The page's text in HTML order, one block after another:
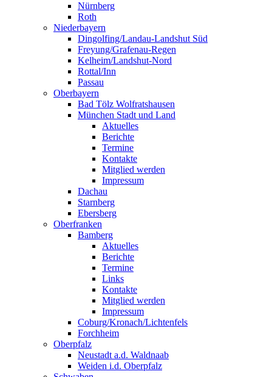
Nürnberg
Roth
Niederbayern
Dingolfing/Landau-Landshut Süd
Freyung/Grafenau-Regen
Kelheim/Landshut-Nord
Rottal/Inn
Passau
Oberbayern
Bad Tölz Wolfratshausen
München Stadt und Land
Aktuelles
Berichte
Termine
Kontakte
Mitglied werden
Impressum
Dachau
Starnberg
Ebersberg
Oberfranken
Bamberg
Aktuelles
Berichte
Termine
Links
Kontakte
Mitglied werden
Impressum
Coburg/Kronach/Lichtenfels
Forchheim
Oberpfalz
Neustadt a.d. Waldnaab
Weiden i.d. Oberpfalz